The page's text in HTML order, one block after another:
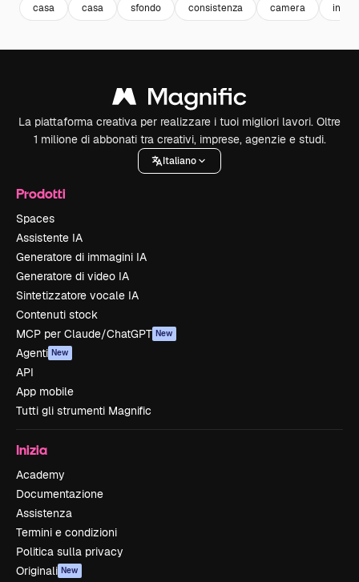
casa casa sfondo consistenza camera
La piattaforma creativa per realizzare i tuoi migliori lavori. Oltre
1 milione di abbonati tra creativi, imprese, agenzie e studi.
Italiano
Prodotti
Spaces
Assistente IA
Generatore di immagini IA
Generatore di video IA
Sintetizzatore vocale IA
Contenuti stock
MCP per Claude/ChatGPT New
Agenti New
API
App mobile
Tutti gli strumenti Magnific
Inizia
Academy
Documentazione
Assistenza
Termini e condizioni
Politica sulla privacy
Originali New